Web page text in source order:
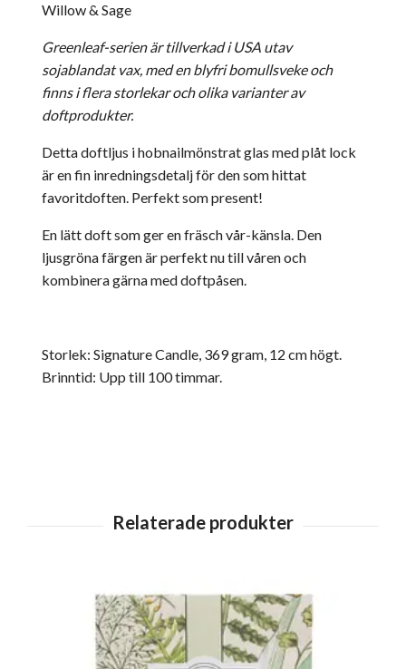
Willow & Sage
Greenleaf-serien är tillverkad i USA utav
sojablandat vax, med en blyfri bomullsveke och
finns i flera storlekar och olika varianter av
doftprodukter.
Detta doftljus i hobnailmönstrat glas med plåt lock
är en fin inredningsdetalj för den som hittat
favoritdoften. Perfekt som present!
En lätt doft som ger en fräsch vår-känsla. Den
ljusgröna färgen är perfekt nu till våren och
kombinera gärna med doftpåsen.
Storlek: Signature Candle, 369 gram, 12 cm högt.
Brinntid: Upp till 100 timmar.